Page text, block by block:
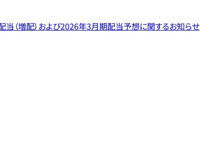
（増配）および2026年3月期配当予想に関するお知らせ